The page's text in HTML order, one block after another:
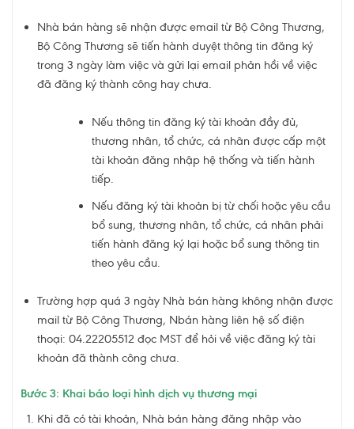
Nhà bán hàng sẽ nhận được email từ Bộ Công Thương,
Bộ Công Thương sẽ tiến hành duyệt thông tin đăng ký
trong 3 ngày làm việc và gửi lại email phản hồi về việc
đã đăng ký thành công hay chưa.
Nếu thông tin đăng ký tài khoản đầy đủ,
thương nhân, tổ chức, cá nhân được cấp một
tài khoản đăng nhập hệ thống và tiến hành
tiếp.
Nếu đăng ký tài khoản bị từ chối hoặc yêu cầu
bổ sung, thương nhân, tổ chức, cá nhân phải
tiến hành đăng ký lại hoặc bổ sung thông tin
theo yêu cầu.
Trường hợp quá 3 ngày Nhà bán hàng không nhận được
mail từ Bộ Công Thương, Nbán hàng liên hệ số điện
thoại: 04.22205512 đọc MST để hỏi về việc đăng ký tài
khoản đã thành công chưa.
Bước 3: Khai báo loại hình dịch vụ thương mại
Khi đã có tài khoản, Nhà bán hàng đăng nhập vào